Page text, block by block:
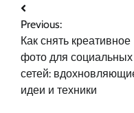
Навигация
по
записям
Previous:
Как снять креативное
фото для социальных
сетей:
идеи и техники